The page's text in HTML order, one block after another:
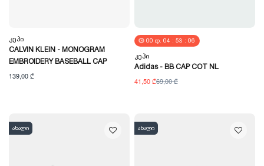
Კეპი
CALVIN KLEIN - MONOGRAM
EMBROIDERY BASEBALL CAP
139,00 ₾
00 Დ. 04 : 53 : 05
Კეპი
Adidas - BB CAP COT NL
41,50 ₾69,00 ₾
ახალი ახალი